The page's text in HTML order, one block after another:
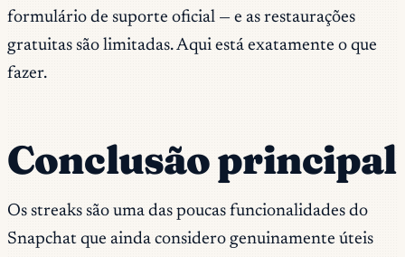
formulário de suporte oficial — e as restaurações
gratuitas são limitadas. Aqui está exatamente o que
fazer.
Conclusão principal
Os streaks são uma das poucas funcionalidades do
Snapchat que ainda considero genuinamente úteis